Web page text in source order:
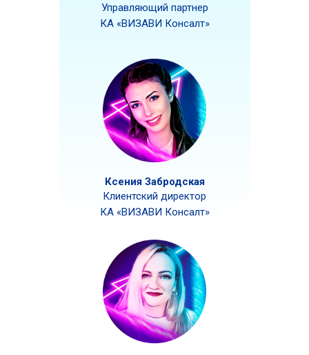
Управляющий партнер
КА «ВИЗАВИ Консалт»
Ксения Забродская
Клиентский директор
КА «ВИЗАВИ Консалт»